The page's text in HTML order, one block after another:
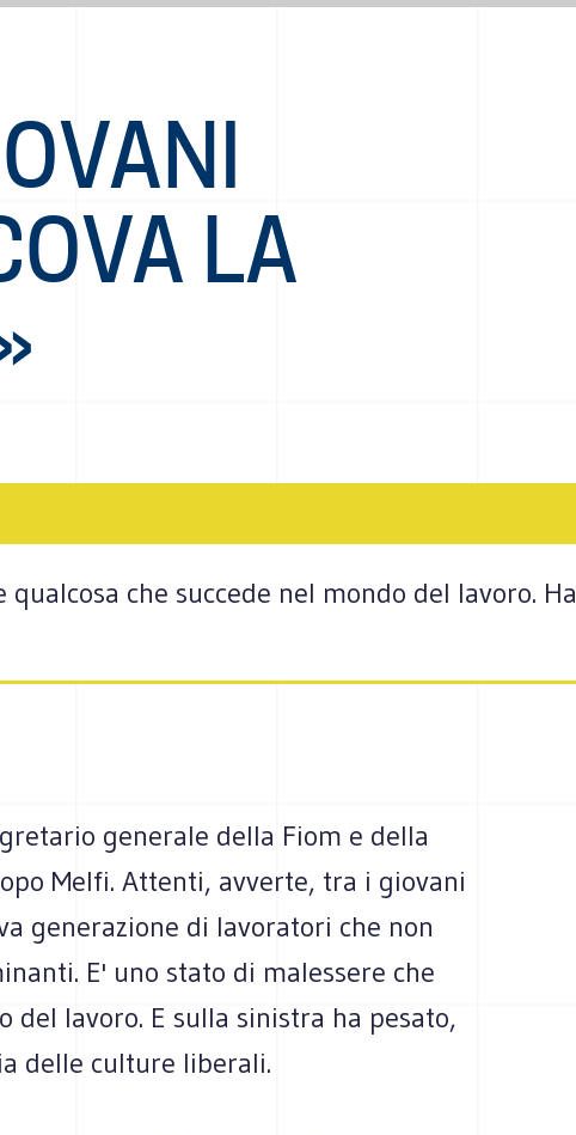
LA
che succede nel mondo del lavoro. Ha
generale della Fiom e della
Melfi. Attenti, avverte, tra i giovani
generazione di lavoratori che non
E' uno stato di malessere che
del lavoro. E sulla sinistra ha pesato,
delle culture liberali.